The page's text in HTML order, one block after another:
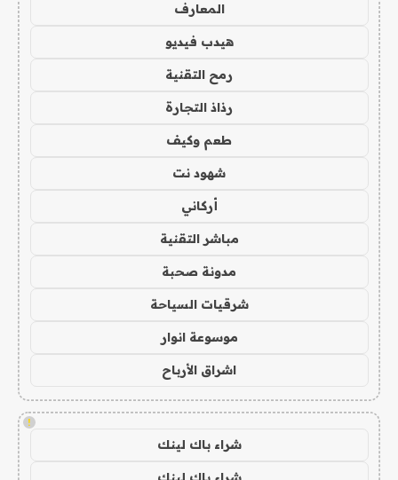
المعارف
هيدب فيديو
رمح التقنية
رذاذ التجارة
طعم وكيف
شهود نت
أركاني
مباشر التقنية
مدونة صحبة
شرقيات السياحة
موسوعة انوار
اشراق الأرباح
!
شراء باك لينك